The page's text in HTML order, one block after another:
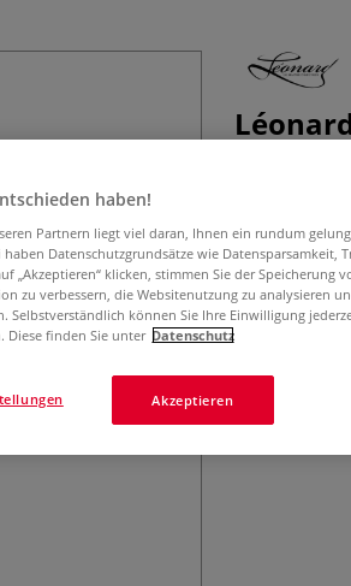
Die Léonard
Acrylmalerei,
Nachhaltig,
haben!
Partnern liegt viel daran, Ihnen ein rundum
Datenschutzgrundsätze wie Datensparsamkeit,
„Akzeptieren“ klicken, stimmen Sie der Speicherung
zu verbessern, die Websitenutzung zu analysieren
Selbstverständlich können Sie Ihre Einwilligung
Diese finden Sie unter Datenschutz
Akzeptieren